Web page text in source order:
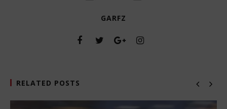
GARFZ
RELATED POSTS